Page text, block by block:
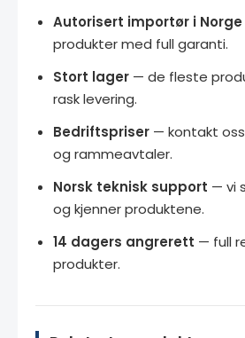
Autorisert importør i Norge
produkter med full garanti.
Stort lager — de fleste
rask levering.
Bedriftspriser — kontakt
og rammeavtaler.
Norsk teknisk support — vi
og kjenner produktene.
14 dagers angrerett — full
produkter.